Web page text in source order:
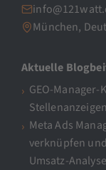
München,
Aktuelle
GEO-Manager-
Meta Ads
verknüpfen
Umsatz-